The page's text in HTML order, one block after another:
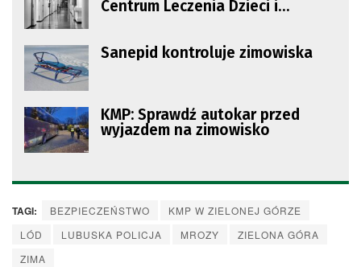
Centrum Leczenia Dzieci i
Sanepid kontroluje zimowiska
KMP: Sprawdź autokar przed
wyjazdem na zimowisko
TAGI: BEZPIECZEŃSTWO
KMP W ZIELONEJ GÓRZE
LÓD
LUBUSKA POLICJA MROZY
ZIELONA GÓRA
ZIMA